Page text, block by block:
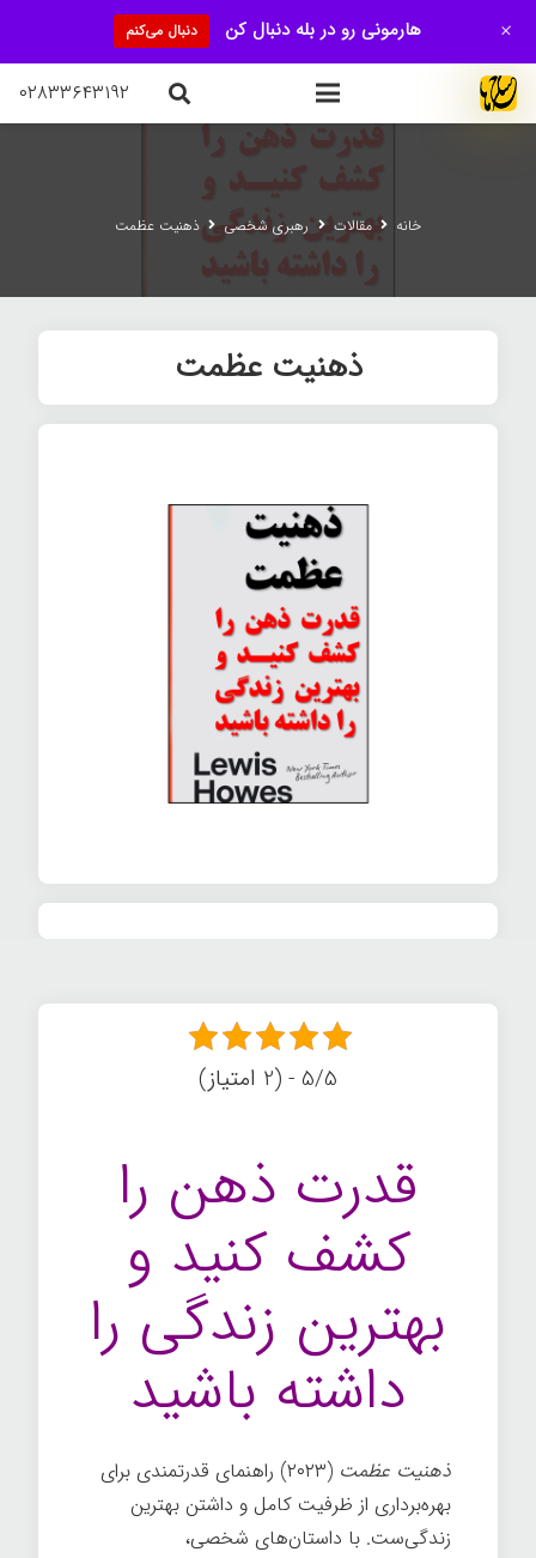
۰۲۸۳۳۶۴۳۱۹۲
خانه مقالات رهبری شخصی ذهنیت عظمت
ذهنیت عظمت
5/5 - (2 امتیاز)
قدرت ذهن را
کشف کنید و
بهترین زندگی را
داشته باشید
ذهنیت عظمت
(۲۰۲۳) راهنمای قدرتمندی برای
بهره‌برداری از ظرفیت کامل و داشتن بهترین
زندگی‌ست. با داستان‌های شخصی،
هارمونی رو در بله دنبال کن دنبال می‌کنم +